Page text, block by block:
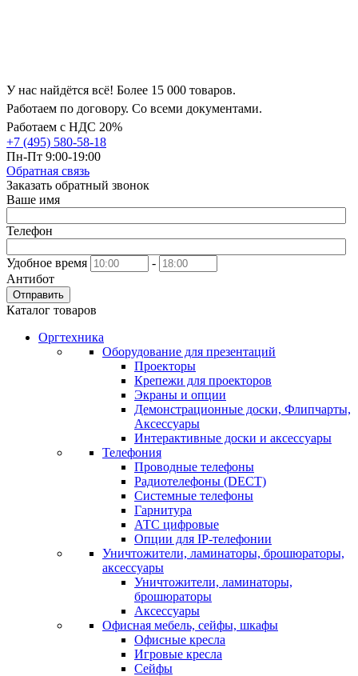
У нас найдётся всё! Более 15 000 товаров.
Работаем по договору. Со всеми документами.
Работаем с НДС 20%
+7 (495) 580-58-18
Пн-Пт 9:00-19:00
Обратная связь
Заказать обратный звонок
Ваше имя
Телефон
Удобное время
-
Антибот
Отправить
Каталог товаров
Оргтехника
Оборудование для презентаций
Проекторы
Крепежи для проекторов
Экраны и опции
Демонстрационные доски, Флипчарты,
Аксессуары
Интерактивные доски и аксессуары
Телефония
Проводные телефоны
Радиотелефоны (DECT)
Системные телефоны
Гарнитура
АТС цифровые
Опции для IP-телефонии
Уничтожители, ламинаторы, брошюраторы,
аксессуары
Уничтожители, ламинаторы,
брошюраторы
Аксессуары
Офисная мебель, сейфы, шкафы
Офисные кресла
Игровые кресла
Сейфы